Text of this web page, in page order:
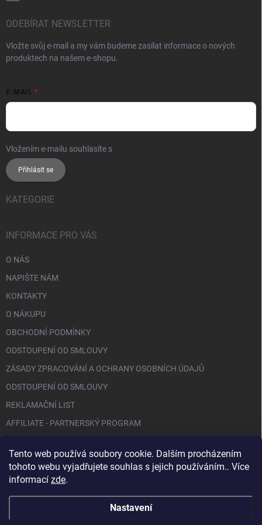
Tento web používá soubory cookie. Dalším procházením
tohoto webu vyjadřujete souhlas s jejich používáním.. Více
informací zde.
Nastavení
ODEBÍRAT NEWSLETTER
Vložte svůj e-mail a my vám budeme zasílat informace o nových
produktech na našem e-shopu.
E-MAIL
Vložením e-mailu souhlasíte s
Přihlásit se
KATEGORIE
INFORMACE PRO VÁS
O NÁS
NAPIŠTE NÁM
KONTAKTY
O NÁKUPU
OBCHODNÍ PODMÍNKY
ODSTOUPENÍ OD SMLOUVY
ZÁSADY ZPRACOVÁNÍ A OCHRANY OSOBNÍCH ÚDAJŮ
ODSTOUPENÍ OD SMLOUVY
REKLAMAČNÍ LIST
AFFILIATE - PARTNERSKÝ PROGRAM
FACEBOOK